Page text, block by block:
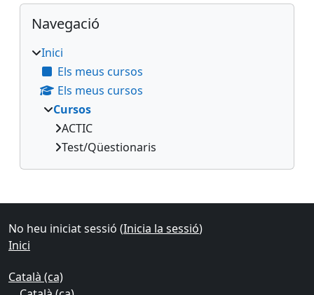
Blocs
Omet Navegació
Navegació
Inici
Els meus cursos
Els meus cursos
Cursos
ACTIC
Test/Qüestionaris
Blocs suplementaris
No heu iniciat sessió (Inicia la sessió)
Inici
Català ‎(ca)‎